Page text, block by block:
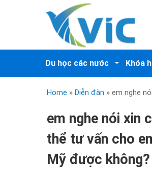
Du học các nước Khóa
Home » Diễn đàn » em nghe
em nghe nói xin
thể tư vấn cho
Mỹ được không?